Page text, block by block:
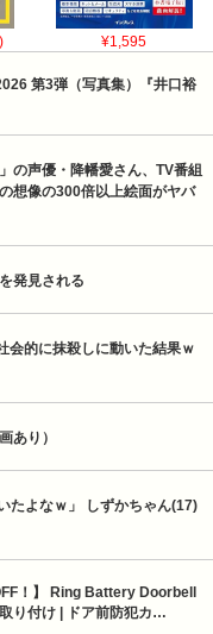
¥1,595
第3弾（写真集）『井口裕
の声優・降幡愛さん、TV番組
想像の300倍以上絵面がヤバ
発見される
会的に抹殺しに動いた結果ｗ
あり）
たよなｗ」 しずかちゃん(17)
！】 Ring Battery Doorbell
り付け | ドア前防犯カ…